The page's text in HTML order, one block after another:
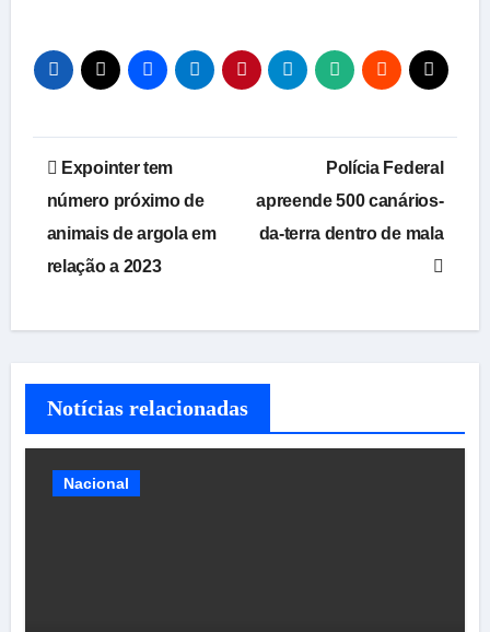
Navegação
de
Post
Expointer tem
número próximo de
animais de argola em
relação a 2023
Polícia Federal
apreende 500 canários-
da-terra dentro de mala
Notícias relacionadas
Nacional